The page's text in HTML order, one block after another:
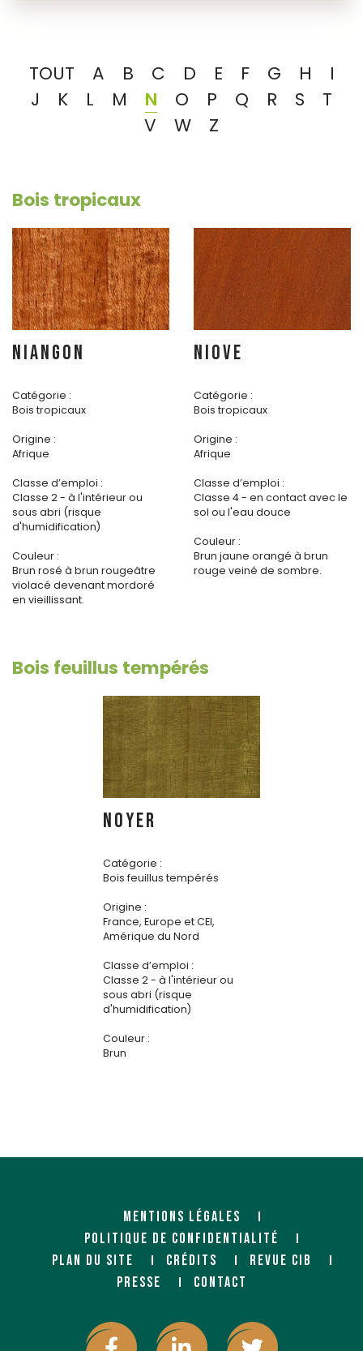
TOUT A B C D E F G H
I
J
K L M N O P Q R S
T
V
W Z
Bois tropicaux
NIANGON
Catégorie :
Bois tropicaux
Origine :
Afrique
Classe d’emploi :
Classe 2 - à l'intérieur ou
sous abri (risque
d'humidification)
Couleur :
Brun rosé à brun rougeâtre
violacé devenant mordoré
en vieillissant.
NIOVE
Catégorie :
Bois tropicaux
Origine :
Afrique
Classe d’emploi :
Classe 4 - en contact avec le
sol ou l'eau douce
Couleur :
Brun jaune orangé à brun
rouge veiné de sombre.
Bois feuillus tempérés
NOYER
Catégorie :
Bois feuillus tempérés
Origine :
France, Europe et CEI,
Amérique du Nord
Classe d’emploi :
Classe 2 - à l'intérieur ou
sous abri (risque
d'humidification)
Couleur :
Brun
MENTIONS LÉGALES
POLITIQUE DE CONFIDENTIALITÉ
PLAN DU SITE
CRÉDITS
REVUE CIB
PRESSE
CONTACT